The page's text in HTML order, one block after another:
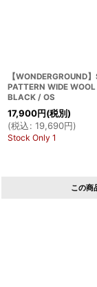
【WONDERGROUND
PATTERN WIDE
BLACK / OS
17,900円(税別)
(税込: 19,690円)
Stock Only 1
この商